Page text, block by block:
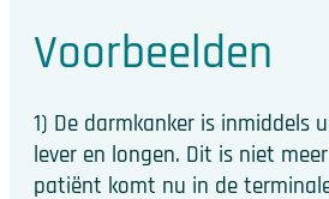
Voorbeelden
1) De darmkanker is inmiddels
lever en longen. Dit is niet
patiënt komt nu in de